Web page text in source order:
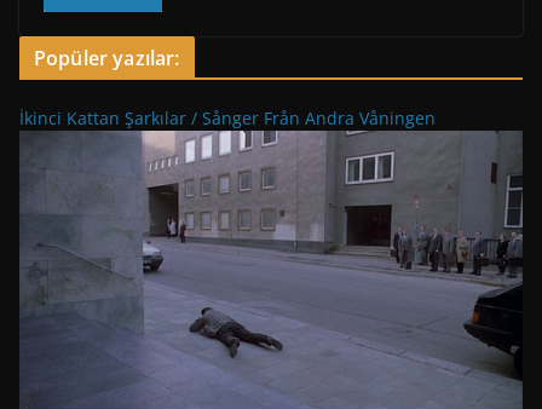
Popüler yazılar:
İkinci Kattan Şarkılar / Sånger Från Andra Våningen